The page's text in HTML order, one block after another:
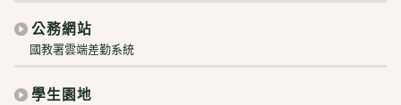
公務網站
國教署雲端差勤系統
學生園地